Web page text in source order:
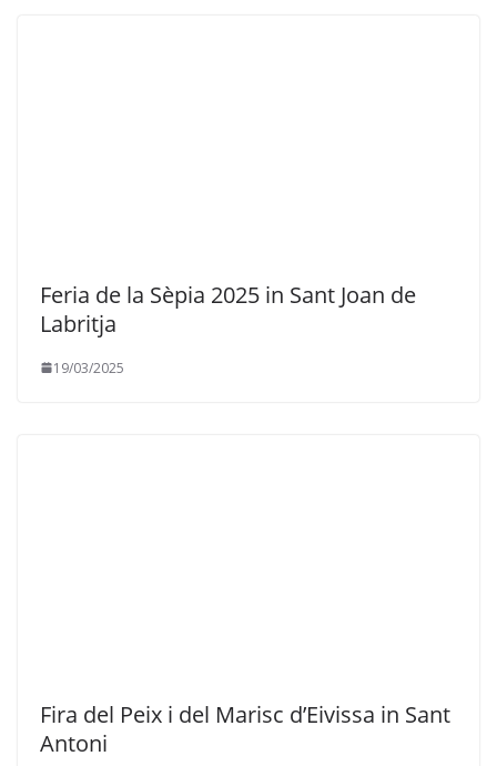
Feria de la Sèpia 2025 in Sant Joan de
Labritja
19/03/2025
Fira del Peix i del Marisc d’Eivissa in Sant
Antoni